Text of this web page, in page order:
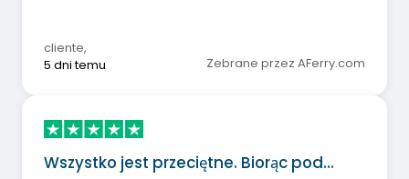
cliente,
5 dni temu
Zebrane przez AFerry.com
Wszystko jest przeciętne. Biorąc pod…